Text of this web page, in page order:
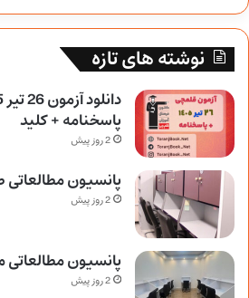
نوشته های تازه
پاسخنامه + کلید
2 روز پیش
پانسیون مطالعاتی
2 روز پیش
پانسیون مطالعاتی
2 روز پیش